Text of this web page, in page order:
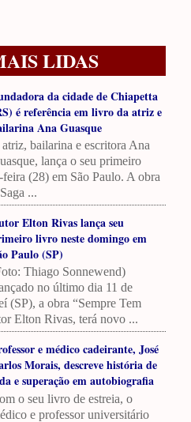
LIDAS
da cidade de Chiapetta
é referência em livro da atriz e
Ana Guasque
bailarina e escritora Ana
lança o seu primeiro
(28) em São Paulo. A obra
...
Elton Rivas lança seu
livro neste domingo em
Paulo (SP)
Thiago Sonnewend)
no último dia 11 de
(SP), a obra “Sempre Tem
Elton Rivas, terá novo ...
e médico cadeirante, José
Morais, descreve história de
e superação em autobiografia
o seu livro de estreia, o
e professor universitário